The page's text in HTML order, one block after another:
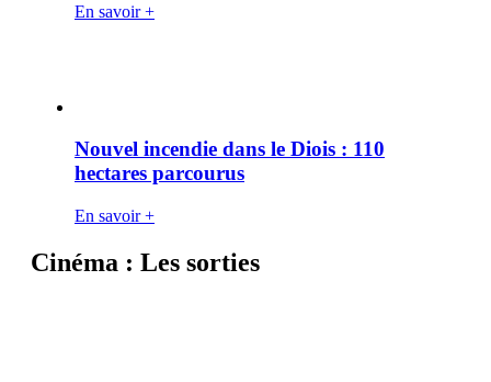
En savoir +
Nouvel incendie dans le Diois : 110
hectares parcourus
En savoir +
Cinéma : Les sorties